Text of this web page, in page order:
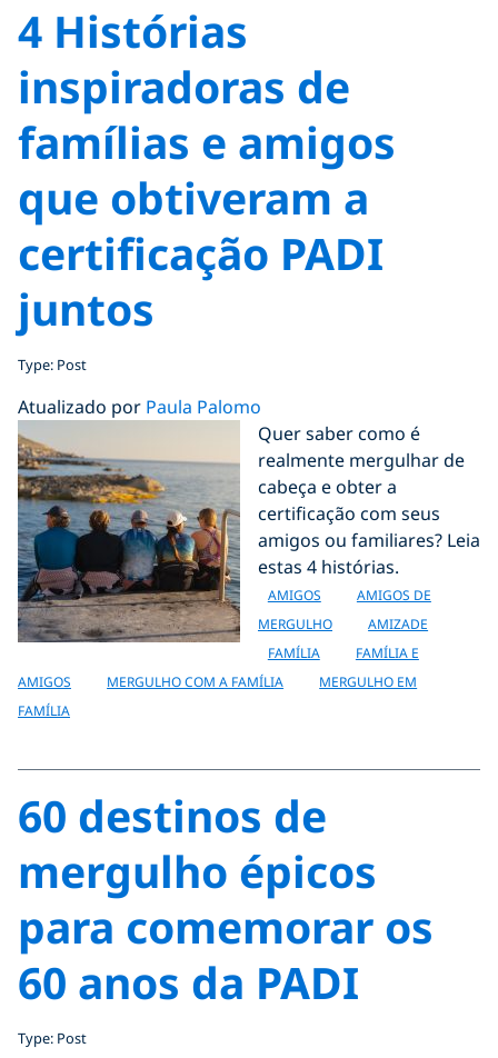
4 Histórias
inspiradoras de
famílias e amigos
que obtiveram a
certificação PADI
juntos
Type: Post
Atualizado por Paula Palomo
Quer saber como é
realmente mergulhar de
cabeça e obter a
certificação com seus
amigos ou familiares? Leia
estas 4 histórias.
AMIGOS
AMIGOS DE
MERGULHO
AMIZADE
FAMÍLIA
FAMÍLIA E
AMIGOS
MERGULHO COM A FAMÍLIA
MERGULHO EM
FAMÍLIA
60 destinos de
mergulho épicos
para comemorar os
60 anos da PADI
Type: Post